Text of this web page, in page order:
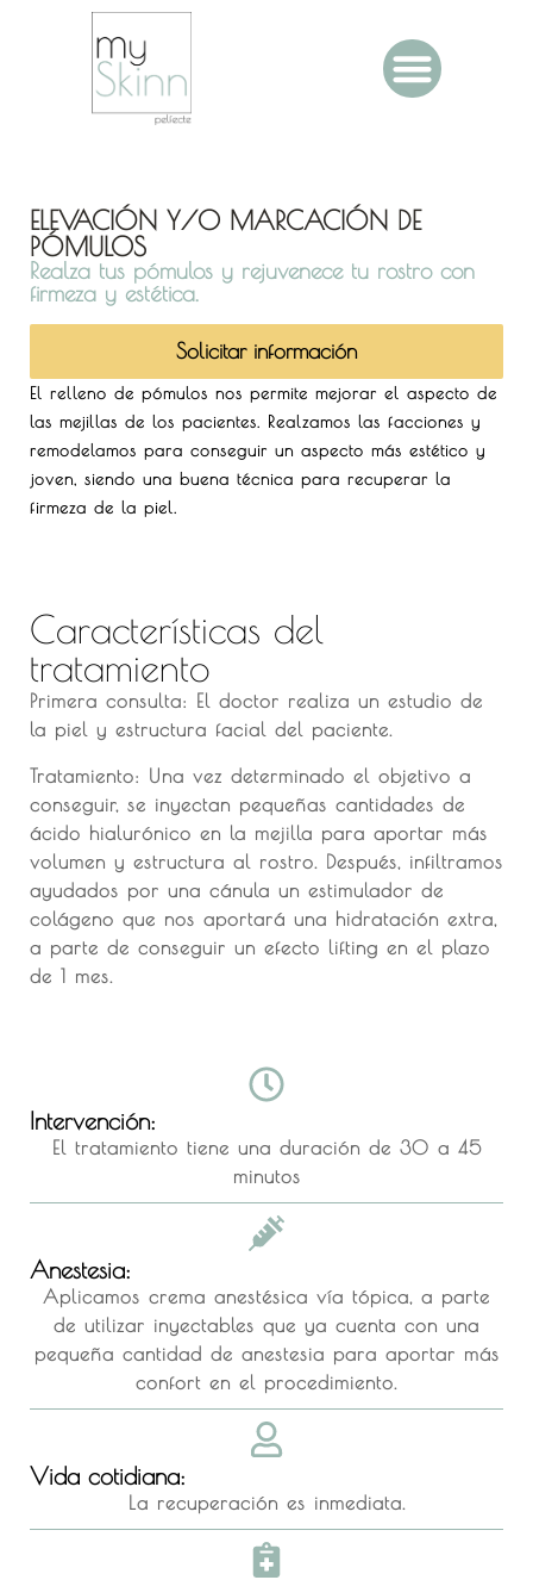
ELEVACIÓN Y/O MARCACIÓN DE
PÓMULOS
Realza tus pómulos y rejuvenece tu rostro con
firmeza y estética.
Solicitar información
El relleno de pómulos nos permite mejorar el aspecto de
las mejillas de los pacientes. Realzamos las facciones y
remodelamos para conseguir un aspecto más estético y
joven, siendo una buena técnica para recuperar la
firmeza de la piel.
Características del
tratamiento
Primera consulta: El doctor realiza un estudio de
la piel y estructura facial del paciente.
Tratamiento: Una vez determinado el objetivo a
conseguir, se inyectan pequeñas cantidades de
ácido hialurónico en la mejilla para aportar más
volumen y estructura al rostro. Después, infiltramos
ayudados por una cánula un estimulador de
colágeno que nos aportará una hidratación extra,
a parte de conseguir un efecto lifting en el plazo
de 1 mes.
Intervención:
El tratamiento tiene una duración de 30 a 45
minutos
Anestesia:
Aplicamos crema anestésica vía tópica, a parte
de utilizar inyectables que ya cuenta con una
pequeña cantidad de anestesia para aportar más
confort en el procedimiento.
Vida cotidiana:
La recuperación es inmediata.